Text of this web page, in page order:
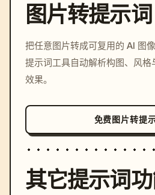
图片转提示词
把任意图片转成可复用的 AI 图
提示词工具自动解析构图、风
效果。
免费图片转提
其它提示词